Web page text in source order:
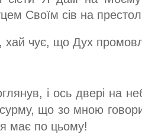
Своїм сів на
хай чує, що Дух
і ось двері на
що зо мною
має по цьому!